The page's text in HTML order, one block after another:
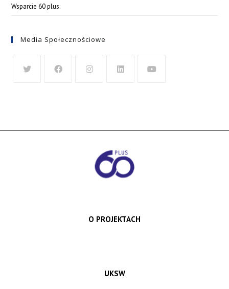
Wsparcie 60 plus.
Media Społecznościowe
O PROJEKTACH
UKSW